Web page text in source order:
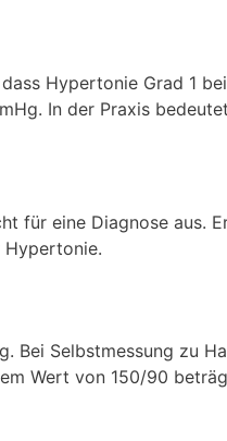
Hypertonie Grad 1
In der Praxis
für eine Diagnose aus.
Bei Selbstmessung zu
Wert von 150/90